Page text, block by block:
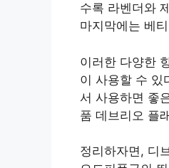
수록 라벤더와
마지막에는 베
이러한 다양한
이 사용할 수 있
서 사용하면 좋
품 데브리오 플
정리하자면, 디